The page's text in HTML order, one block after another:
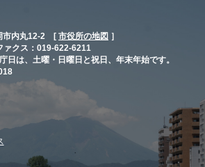
市内丸12-2 [ 市役所の地図 ］
クス：019-622-6211
日は、土曜・日曜日と祝日、年末年始です。